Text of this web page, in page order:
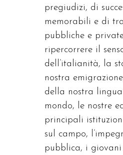
pregiudizi, di
memorabili e di
pubbliche e
ripercorrere il
dell’italianità, la
nostra
della nostra
mondo, le nostre
principali
sul campo,
pubblica, i giovani